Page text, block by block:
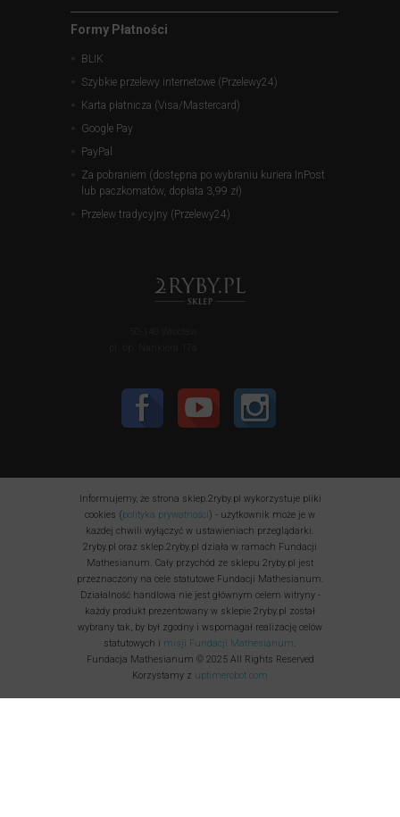
Formy Płatności
BLIK
Szybkie przelewy internetowe (Przelewy24)
Karta płatnicza (Visa/Mastercard)
Google Pay
PayPal
Za pobraniem (dostępna po wybraniu kuriera InPost
lub paczkomatów, dopłata 3,99 zł)
Przelew tradycyjny (Przelewy24)
Informujemy, że strona sklep.2ryby.pl wykorzystuje pliki
cookies (polityka prywatności) - użytkownik może je w
każdej chwili wyłączyć w ustawieniach przeglądarki.
2ryby.pl oraz sklep.2ryby.pl działa w ramach Fundacji
Mathesianum. Cały przychód ze sklepu 2ryby.pl jest
przeznaczony na cele statutowe Fundacji Mathesianum.
Działalność handlowa nie jest głównym celem witryny -
każdy produkt prezentowany w sklepie 2ryby.pl został
wybrany tak, by był zgodny i wspomagał realizację celów
statutowych i misji Fundacji Mathesianum.
Fundacja Mathesianum © 2025 All Rights Reserved
Korzystamy z uptimerobot.com